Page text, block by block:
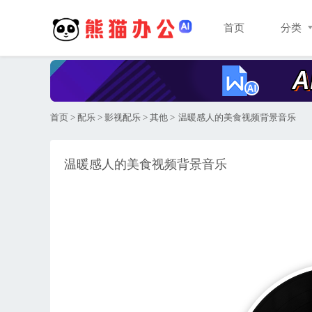
首页 分类
首页 > 配乐 > 影视配乐 > 其他 > 温暖感人的美食视频背景音乐
温暖感人的美食视频背景音乐